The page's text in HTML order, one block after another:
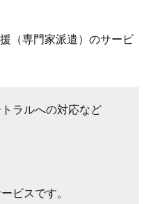
（専門家派遣）のサービ
ラルへの対応など
ビスです。